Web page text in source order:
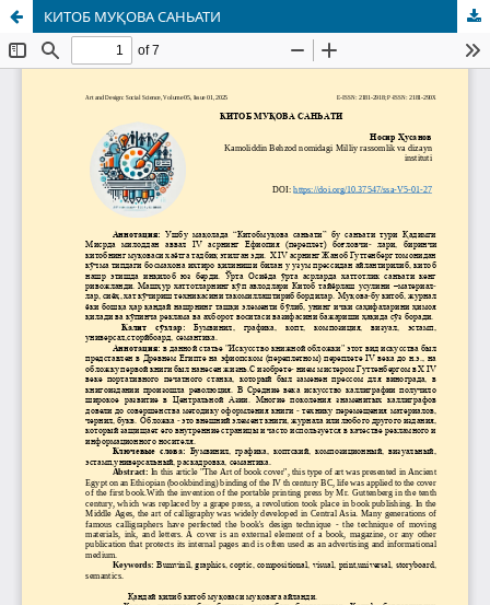
КИТОБ МУҚОВА САНЬАТИ